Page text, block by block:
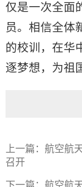
仅是一次全面
员。相信全体
的校训，在华
逐梦想，为祖
上一篇： 航空航
召开